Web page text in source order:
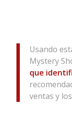
Usando
Mystery
que
ventas y